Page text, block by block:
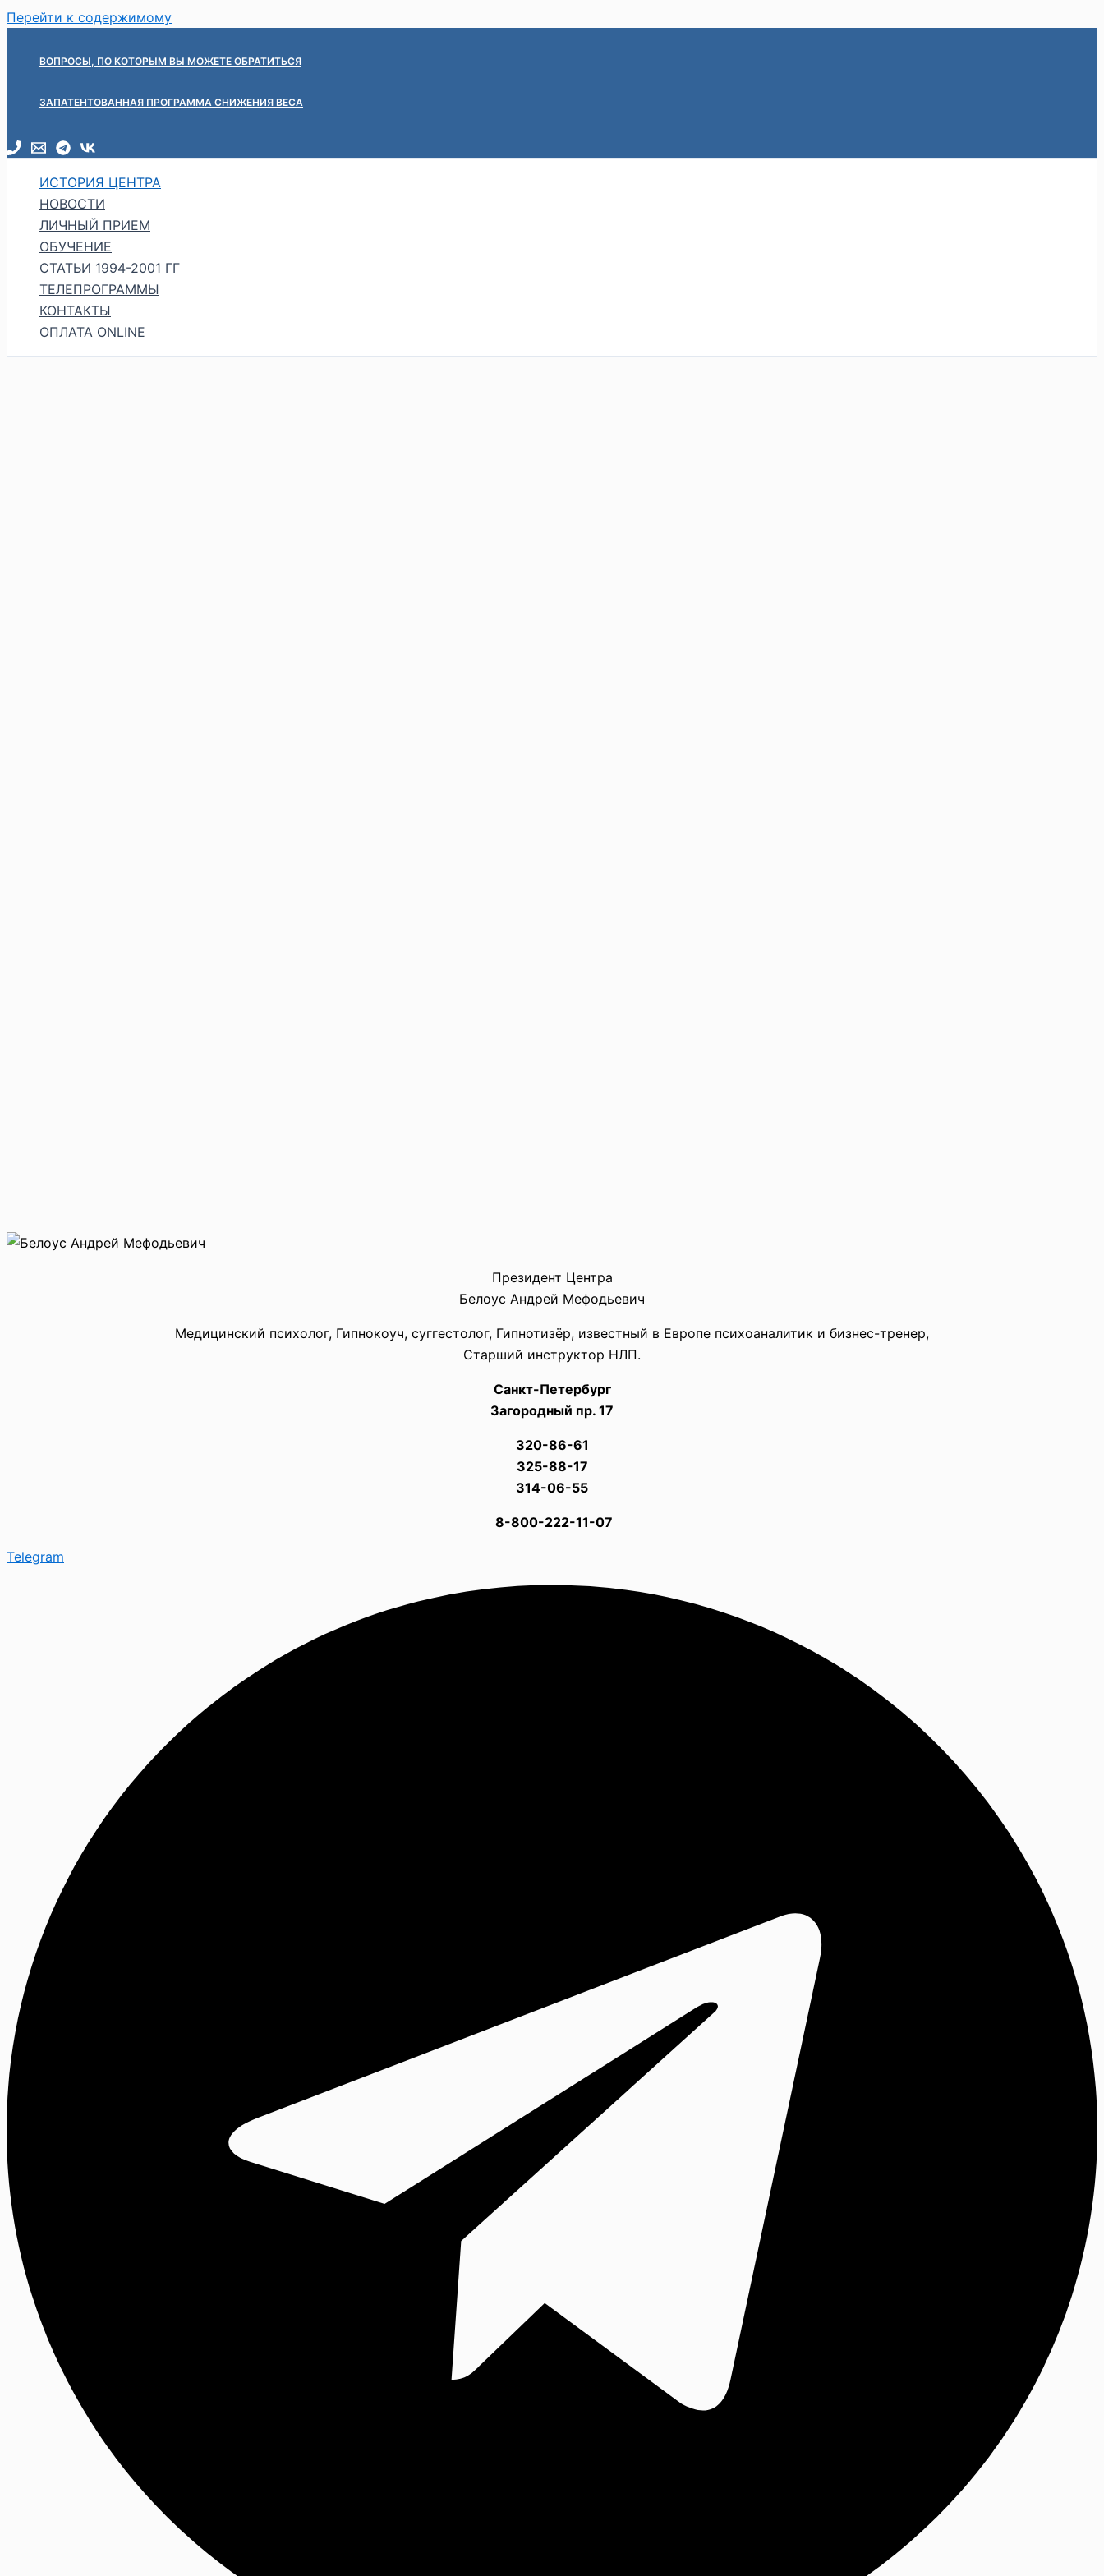
Перейти к содержимому
ВОПРОСЫ, ПО КОТОРЫМ ВЫ МОЖЕТЕ ОБРАТИТЬСЯ
ЗАПАТЕНТОВАННАЯ ПРОГРАММА СНИЖЕНИЯ ВЕСА
ИСТОРИЯ ЦЕНТРА
НОВОСТИ
ЛИЧНЫЙ ПРИЕМ
ОБУЧЕНИЕ
СТАТЬИ 1994-2001 ГГ
ТЕЛЕПРОГРАММЫ
КОНТАКТЫ
ОПЛАТА ONLINE
Президент Центра
Белоус Андрей Мефодьевич
Медицинский психолог, Гипнокоуч, суггестолог, Гипнотизёр, известный в Европе психоаналитик и бизнес-тренер,
Старший инструктор НЛП.
Санкт-Петербург
Загородный пр. 17
320-86-61
325-88-17
314-06-55
8-800-222-11-07
Telegram